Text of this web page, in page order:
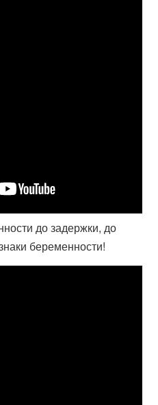
до задержки, до
беременности!